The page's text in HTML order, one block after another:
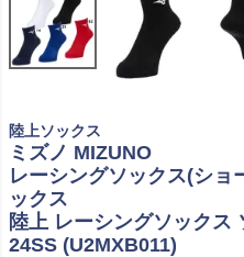
陸上ソックス
ミズノ MIZUNO
レーシングソックス(ショ
ックス
陸上 レーシングソックス
24SS (U2MXB011)